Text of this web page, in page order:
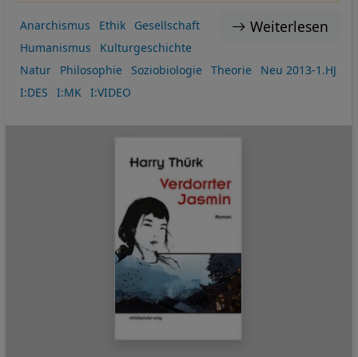
Weiterlesen
Anarchismus Ethik
Gesellschaft
Humanismus
Kulturgeschichte
Natur
Philosophie Soziobiologie Theorie
Neu 2013-1.HJ
I:DES
I:MK I:VIDEO